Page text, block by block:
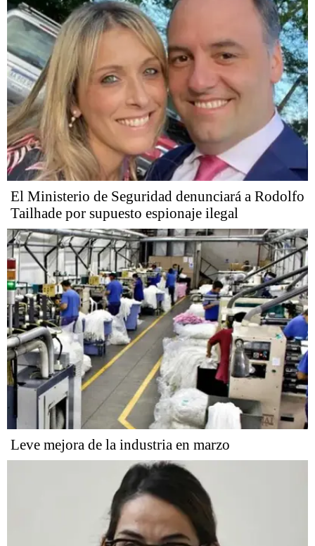
El Ministerio de Seguridad denunciará a Rodolfo
Tailhade por supuesto espionaje ilegal
Leve mejora de la industria en marzo